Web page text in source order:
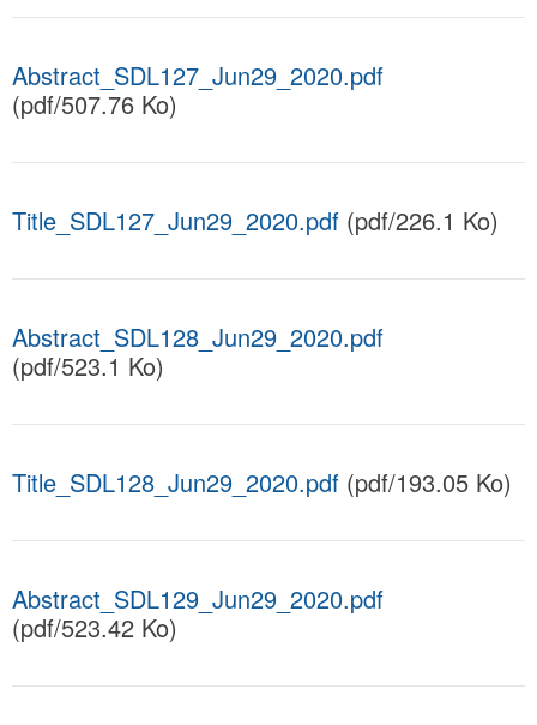
Abstract_SDL127_Jun29_2020.pdf
(pdf/507.76 Ko)
Title_SDL127_Jun29_2020.pdf (pdf/226.1 Ko)
Abstract_SDL128_Jun29_2020.pdf
(pdf/523.1 Ko)
Title_SDL128_Jun29_2020.pdf (pdf/193.05 Ko)
Abstract_SDL129_Jun29_2020.pdf
(pdf/523.42 Ko)